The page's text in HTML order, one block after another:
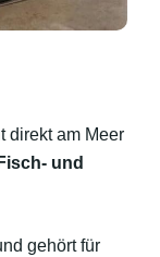
direkt am Meer
und
gehört für